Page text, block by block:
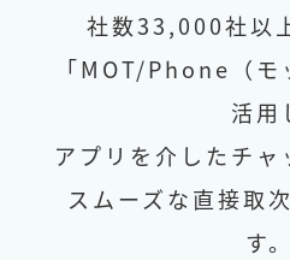
社数33,000社以
「MOT/Phone（モ
活用
アプリを介したチャ
スムーズな直接取
す。